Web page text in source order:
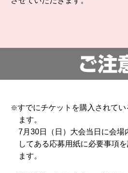
※すでにチケットを購入されて
ます。
7月30日（日）大会当日に会場
してある応募用紙に必要事項
ます。